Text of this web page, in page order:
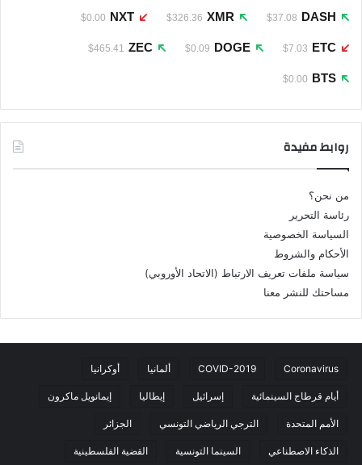
DASH
$37.08
XMR
$326.36
NXT
$0.00
ETC
$7.03
DOGE
$0.09
ZEC
$465.41
BTS
$0.00
روابط مفيدة
من نحن؟
رئاسة التحرير
السياسة الخصوصية
الأحكام والشروط
سياسة ملفات تعريف الارتباط (الاتحاد الأوروبي)
مساحتك للنشر معنا
Coronavirus
COVID-2019 ألمانيا أوكرانيا
أيام قرطاج السينمائية إسرائيل إيطاليا إيمانويل ماكرون
الأمم المتحدة الترجي الرياضي التونسي الجزائر
الذكاء الاصطناعي السينما التونسية القضية الفلسطينية